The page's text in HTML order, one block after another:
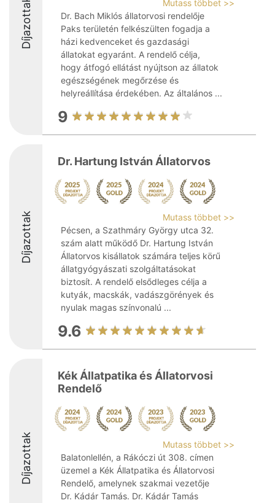
Díjazottak
Mutass többet >>
Dr. Bach Miklós állatorvosi rendelője
Paks területén felkészülten fogadja a
házi kedvenceket és gazdasági
állatokat egyaránt. A rendelő célja,
hogy átfogó ellátást nyújtson az állatok
egészségének megőrzése és
helyreállítása érdekében. Az általános ...
9
Díjazottak
Dr. Hartung István Állatorvos
Mutass többet >>
Pécsen, a Szathmáry György utca 32.
szám alatt működő Dr. Hartung István
Állatorvos kisállatok számára teljes körű
állatgyógyászati szolgáltatásokat
biztosít. A rendelő elsődleges célja a
kutyák, macskák, vadászgörények és
nyulak magas színvonalú ...
9.6
Díjazottak
Kék Állatpatika és Állatorvosi
Rendelő
Mutass többet >>
Balatonlellén, a Rákóczi út 308. címen
üzemel a Kék Állatpatika és Állatorvosi
Rendelő, amelynek szakmai vezetője
Dr. Kádár Tamás. Dr. Kádár Tamás